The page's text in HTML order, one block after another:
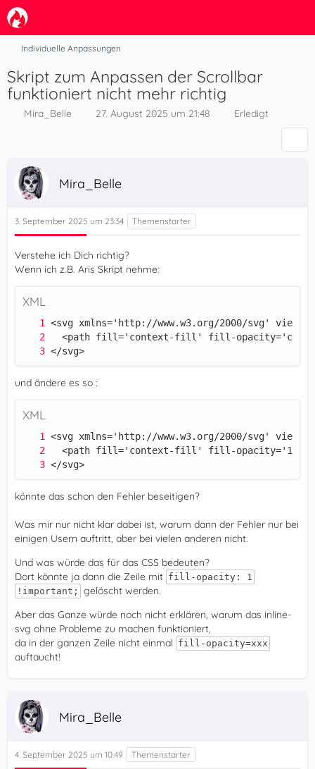
Individuelle Anpassungen
Skript zum Anpassen der Scrollbar
funktioniert nicht mehr richtig
Mira_Belle 27. August 2025 um 21:48 Erledigt
Mira_Belle
3. September 2025 um 23:34
Verstehe ich Dich richtig?
Wenn ich z.B. Aris Skript nehme:
XML
</svg>
und ändere es so :
XML
</svg>
könnte das schon den Fehler beseitigen?
Was mir nur nicht klar dabei ist, warum dann der Fehler nur bei
einigen Usern auftritt, aber bei vielen anderen nicht.
Und was würde das für das CSS bedeuten?
Dort könnte ja dann die Zeile mit fill-opacity: 1
!important;
gelöscht werden.
Aber das Ganze würde noch nicht erklären, warum das inline-
svg ohne Probleme zu machen funktioniert,
da in der ganzen Zeile nicht einmal fill-opacity=xxx
auftaucht!
Mira_Belle
4. September 2025 um 10:49